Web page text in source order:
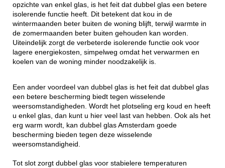
opzichte van enkel glas, is het feit dat dubbel glas een betere
isolerende functie heeft. Dit betekent dat kou in de
wintermaanden beter buiten de woning blijft, terwijl warmte in
de zomermaanden beter buiten gehouden kan worden.
Uiteindelijk zorgt de verbeterde isolerende functie ook voor
lagere energiekosten, simpelweg omdat het verwarmen en
koelen van de woning minder noodzakelijk is.
Een ander voordeel van dubbel glas is het feit dat dubbel glas
een betere bescherming biedt tegen wisselende
weersomstandigheden. Wordt het plotseling erg koud en heeft
u enkel glas, dan kunt u hier veel last van hebben. Ook als het
erg warm wordt, kan dubbel glas Amsterdam goede
bescherming bieden tegen deze wisselende
weersomstandigheid.
Tot slot zorgt dubbel glas voor stabielere temperaturen